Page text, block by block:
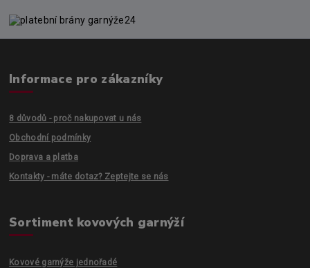
Informace pro zákazníky
8 důvodů - proč nakupovat u nás
Obchodní podmínky
Doprava a platba
Kontakty - máte dotaz? Zeptejte se nás
Sortiment kovových garnýží
Kovové garnýže jednořadé